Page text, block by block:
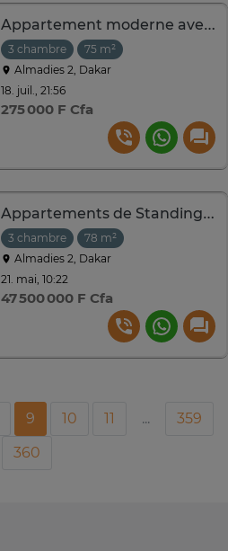
Appartement moderne avec piscine à Dakar centre
3 chambre
75 m²
Almadies 2, Dakar
18. juil., 21:56
275 000 F Cfa
Appartements de Standing aux Almadies 2
3 chambre
78 m²
Almadies 2, Dakar
21. mai, 10:22
47 500 000 F Cfa
9 10 11 ...
359
360